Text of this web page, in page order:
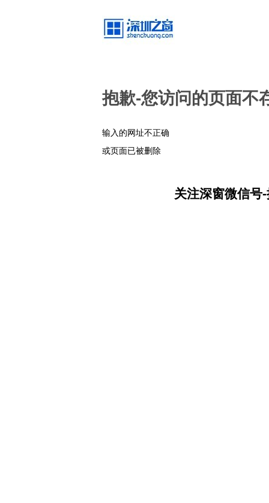
抱歉-您访问的页面不
输入的网址不正确
或页面已被删除
关注深窗微信号